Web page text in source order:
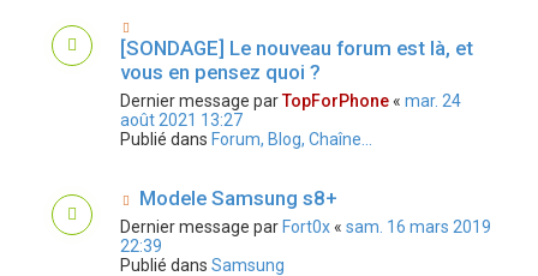
[SONDAGE] Le nouveau forum est là, et
vous en pensez quoi ?
Dernier message parTopForPhone« mar. 24
août 2021 13:27
Publié dans Forum, Blog, Chaîne...
Modele Samsung s8+
Dernier message parFort0x« sam. 16 mars 2019
22:39
Publié dans Samsung